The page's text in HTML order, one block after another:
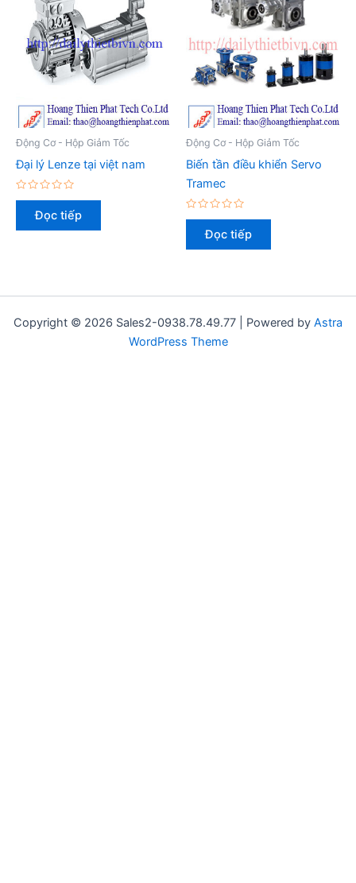
Động Cơ - Hộp Giảm Tốc
Đại lý Lenze tại việt nam
Được
hạngĐọc tiếp
Động Cơ - Hộp Giảm Tốc
Biến tần điều khiển Servo
Tramec
Được
hạngĐọc tiếp
Copyright © 2026 Sales2-0938.78.49.77 | Powered by Astra
WordPress Theme